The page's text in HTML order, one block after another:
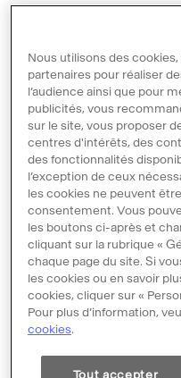
Conditions
Nous utilisons des
partenaires pour réaliser
l’audience ainsi que pour
publicités, vous
sur le site, vous proposer
centres d'intérêts, des
des fonctionnalités
l’exception de ceux
les cookies ne peuvent
consentement. Vous
les boutons ci-après et
cliquant sur la rubrique «
chaque page du site. Si
les cookies ou en savoir
cookies, cliquer sur «
Pour plus d’information,
cookies.
Tout accepter